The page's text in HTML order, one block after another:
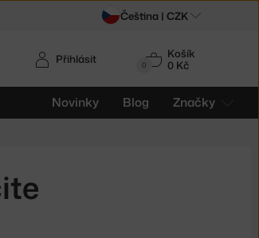
0
Košík
0 Kč
Novinky Blog Značky
Přihlásit
Čeština | CZK